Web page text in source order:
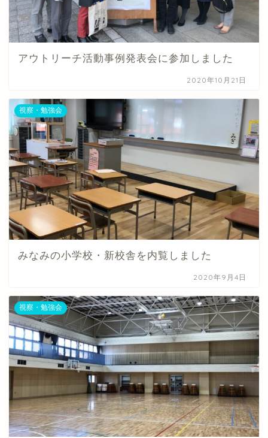
アウトリーチ活動事例発表会に参加しました
2020年10月21日
視察・勉強会
みなみの小学校・新校舎を内覧しました
2020年9月4日
視察・勉強会